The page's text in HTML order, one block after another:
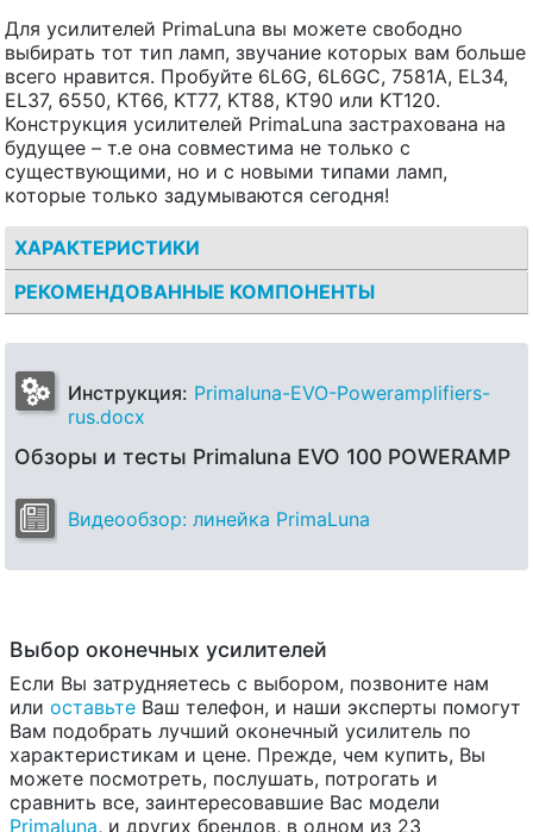
Для усилителей PrimaLuna вы можете свободно
выбирать тот тип ламп, звучание которых вам больше
всего нравится. Пробуйте 6L6G, 6L6GC, 7581A, EL34,
EL37, 6550, KT66, KT77, KT88, KT90 или KT120.
Конструкция усилителей PrimaLuna застрахована на
будущее – т.е она совместима не только с
существующими, но и с новыми типами ламп,
которые только задумываются сегодня!
ХАРАКТЕРИСТИКИ
РЕКОМЕНДОВАННЫЕ КОМПОНЕНТЫ
Инструкция: Primaluna-EVO-Poweramplifiers-
rus.docx
Обзоры и тесты Primaluna EVO 100 POWERAMP
Видеообзор: линейка PrimaLuna
Выбор оконечных усилителей
Если Вы затрудняетесь с выбором, позвоните нам
или оставьте Ваш телефон, и наши эксперты помогут
Вам подобрать лучший оконечный усилитель по
характеристикам и цене. Прежде, чем купить, Вы
можете посмотреть, послушать, потрогать и
сравнить все, заинтересовавшие Вас модели
Primaluna, и других брендов, в одном из 23